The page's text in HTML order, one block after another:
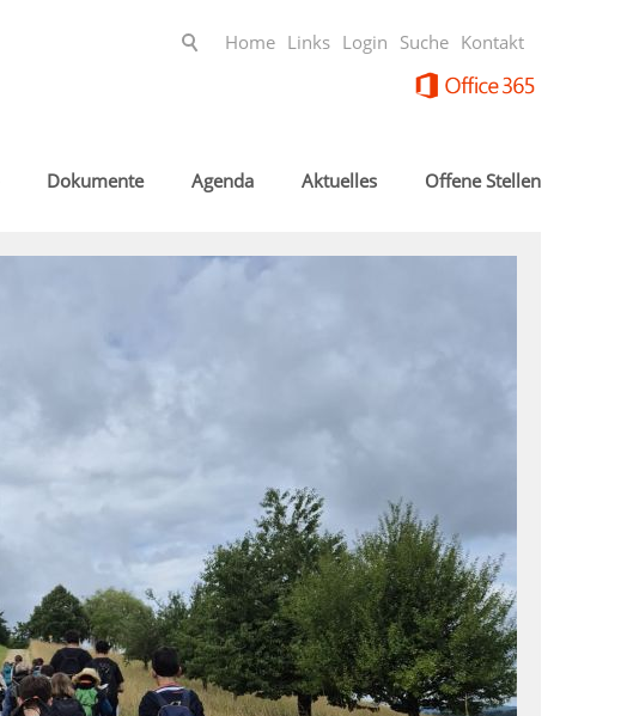
Home Links Login Suche Kontakt
Dokumente Agenda Aktuelles Offene Stellen